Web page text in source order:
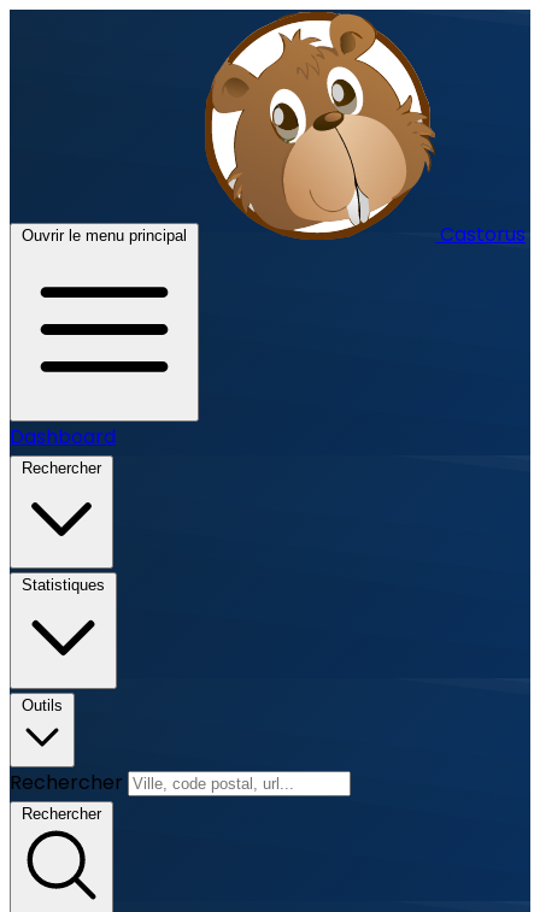
Ouvrir le menu principal Castorus
Dashboard
Rechercher
Statistiques
Outils
Rechercher
Rechercher